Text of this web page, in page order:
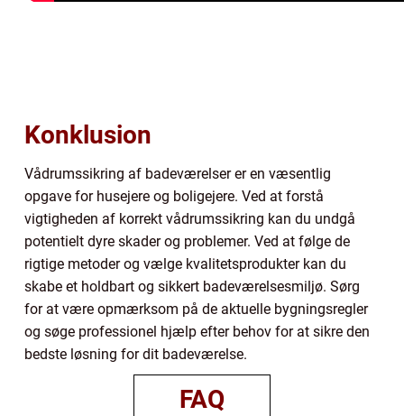
Konklusion
Vådrumssikring af badeværelser er en væsentlig
opgave for husejere og boligejere. Ved at forstå
vigtigheden af korrekt vådrumssikring kan du undgå
potentielt dyre skader og problemer. Ved at følge de
rigtige metoder og vælge kvalitetsprodukter kan du
skabe et holdbart og sikkert badeværelsesmiljø. Sørg
for at være opmærksom på de aktuelle bygningsregler
og søge professionel hjælp efter behov for at sikre den
bedste løsning for dit badeværelse.
FAQ